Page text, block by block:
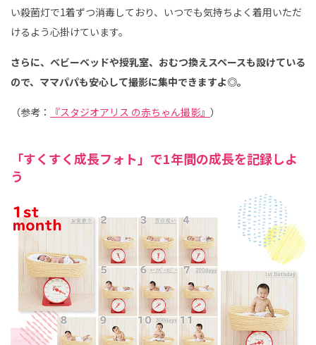
い殺菌灯で1着ずつ消毒しており、いつでも気持ちよく着用いただ
けるよう心掛けています。
さらに、ベビーベッドや授乳室、おむつ換えスペースも設けている
ので、ママパパも安心して撮影に集中できますよ◎。
（参考： 『スタジオアリス の赤ちゃん撮影』 ）
「すくすく成長フォト」で1年間の成長を記録しよ
う